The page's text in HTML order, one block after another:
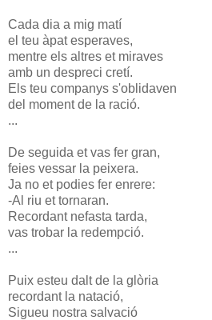
Cada dia a mig matí
el teu àpat esperaves,
mentre els altres et miraves
amb un despreci cretí.
Els teu companys s'oblidaven
del moment de la ració.
...
De seguida et vas fer gran,
feies vessar la peixera.
Ja no et podies fer enrere:
-Al riu et tornaran.
Recordant nefasta tarda,
vas trobar la redempció.
...
Puix esteu dalt de la glòria
recordant la natació,
Sigueu nostra salvació